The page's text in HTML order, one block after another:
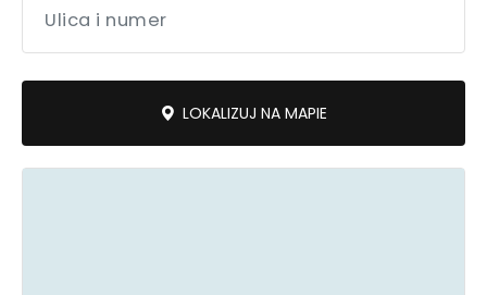
Uszkodzona
LOKALIZUJ NA MAPIE